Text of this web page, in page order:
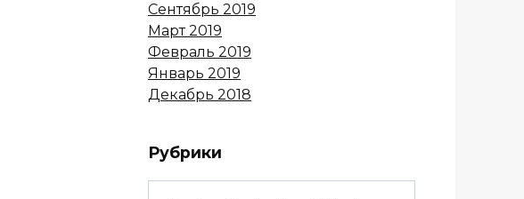
Сентябрь 2019
Март 2019
Февраль 2019
Январь 2019
Декабрь 2018
Рубрики